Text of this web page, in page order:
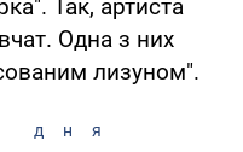
Так, артиста
Одна з них
лизуном".
дня